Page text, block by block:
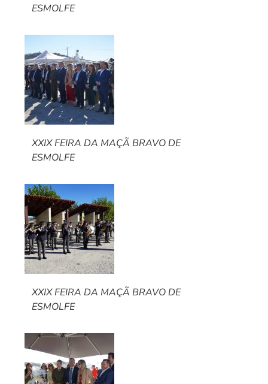
ESMOLFE
XXIX FEIRA DA MAÇÃ BRAVO DE
ESMOLFE
XXIX FEIRA DA MAÇÃ BRAVO DE
ESMOLFE